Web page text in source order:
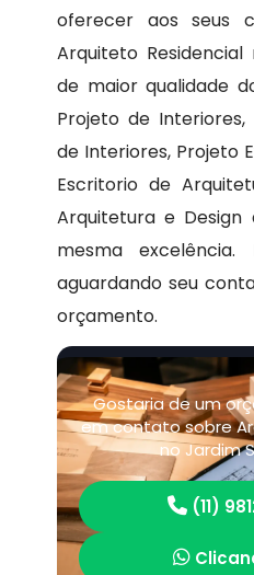
oferecer aos seus
Arquiteto
de maior qualidade
Projeto de
de Interiores, Projeto
Escritorio de
Arquitetura e
mesma
aguardando seu
orçamento.
Gostaria de um
em contato sobre
no Jardim
(11)